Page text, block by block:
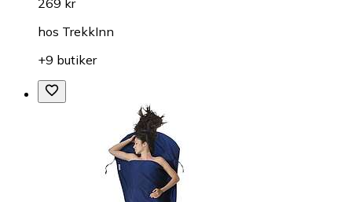
hos TrekkInn
+9 butiker